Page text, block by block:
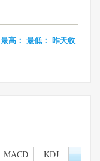
最高： 最低： 昨天收
MACD
KDJ